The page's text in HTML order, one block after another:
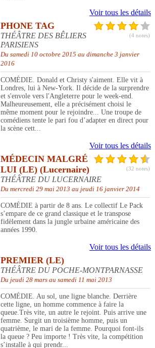
Voir tous les détails
(4 notes)
PHONE TAG
THÉÂTRE DES BÊLIERS
PARISIENS
Du samedi 10 octobre 2015 au dimanche 3 janvier
2016
COMÉDIE. Donald et Christy s'aiment. Elle vit à
Londres, lui à New-York. Il décide de la surprendre
et s'envole vers l'Angleterre pour le week-end.
Malheureusement, elle a précisément choisi le
même moment pour le rejoindre... Une troupe de
comédiens tente le pari fou d’adapter en direct pour
la scène cett...
Voir tous les détails
(32 notes)
MÉDECIN MALGRÉ
LUI (LE) (Lucernaire)
THÉÂTRE DU LUCERNAIRE
Du mercredi 29 mai 2013 au jeudi 16 janvier 2014
COMÉDIE à partir de 8 ans. Le collectif Le Pack
s’empare de ce grand classique et le transpose
fidèlement dans la jungle urbaine américaine des
années 1990.
Voir tous les détails
PREMIER (LE)
THÉÂTRE DU POCHE-MONTPARNASSE
Du jeudi 28 mars au samedi 11 mai 2013
COMÉDIE. Au sol, une ligne blanche. Derrière
cette ligne, un homme commence à faire la
queue.Très vite, un autre le rejoint. Puis arrive une
femme. Surgit un troisième homme, puis un
quatrième, le mari de la femme. Pourquoi font-ils
la queue ? Peu importe ! Très vite, la compétition
s’installe à qui prendr...